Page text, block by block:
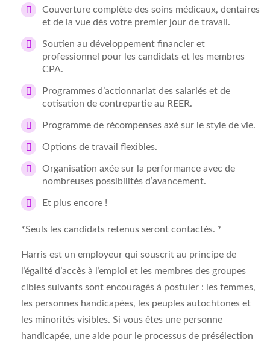
Couverture complète des soins médicaux, dentaires
et de la vue dès votre premier jour de travail.
Soutien au développement financier et
professionnel pour les candidats et les membres
CPA.
Programmes d’actionnariat des salariés et de
cotisation de contrepartie au REER.
Programme de récompenses axé sur le style de vie.
Options de travail flexibles.
Organisation axée sur la performance avec de
nombreuses possibilités d’avancement.
Et plus encore !
*Seuls les candidats retenus seront contactés. *
Harris est un employeur qui souscrit au principe de
l’égalité d’accès à l’emploi et les membres des groupes
cibles suivants sont encouragés à postuler : les femmes,
les personnes handicapées, les peuples autochtones et
les minorités visibles. Si vous êtes une personne
handicapée, une aide pour le processus de présélection